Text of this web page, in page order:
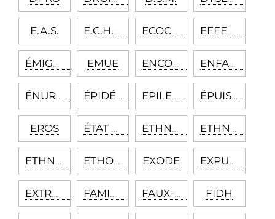
E.A.S. E.C.H.O. ECOCULTUREL EFFET CNN
ÉMIGRATION EMUE ENCOPRÉSIE ENFANT NATUREL
ÉNURÉSIE ÉPIDÉMIOLOGIE EPILEPSIE ÉPUISEMENT
EROS ÉTAT LIMITE ETHNOCENTRIQUE ETHNOLOGIE
ETHNOTHÉORIE ETHOLOGIE EXODE EXPULSION
EXTRADITION FAMINE FAUX-SELF FIDH